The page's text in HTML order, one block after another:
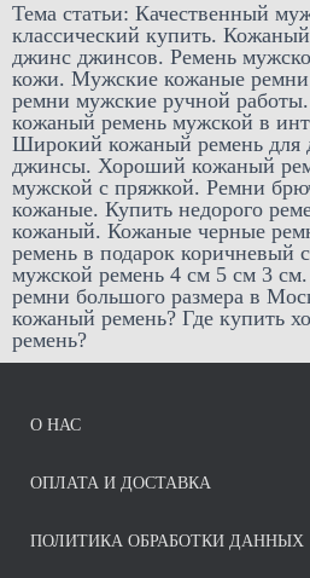
Тема статьи: Качественный
классический купить.
джинс джинсов. Ремень
кожи. Мужские кожаные
ремни мужские ручной
кожаный ремень мужской в
Широкий кожаный ремень для
джинсы. Хороший кожаный
мужской с пряжкой. Ремни
кожаные. Купить недорого
кожаный. Кожаные черные
ремень в подарок коричневый
мужской ремень 4 см 5 см 3
ремни большого размера в
кожаный ремень? Где купить
ремень?
О НАС
ОПЛАТА И ДОСТАВКА
ПОЛИТИКА ОБРАБОТКИ ДАННЫХ